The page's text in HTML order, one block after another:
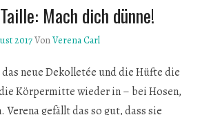
Mach dich dünne!
2017VonVerena Carl
das neue Dekolletée und die Hüfte die
Körpermitte wieder in – bei Hosen,
Verena gefällt das so gut, dass sie